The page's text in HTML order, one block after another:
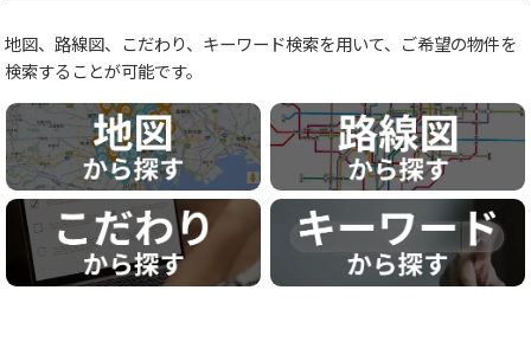
地図、路線図、こだわり、キーワード検索を用いて、ご希望の物件を
検索することが可能です。